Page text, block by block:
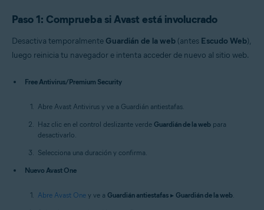
Paso 1: Comprueba si Avast está involucrado
Desactiva temporalmente Guardián de la web (antes Escudo Web),
luego reinicia tu navegador e intenta acceder de nuevo al sitio web.
Free Antivirus/Premium Security
Abre Avast Antivirus y ve a Guardián antiestafas.
Haz clic en el control deslizante verde Guardián de la web para
desactivarlo.
Selecciona una duración y confirma.
Nuevo Avast One
Abre Avast One y ve a Guardián antiestafas ▸ Guardián de la web.